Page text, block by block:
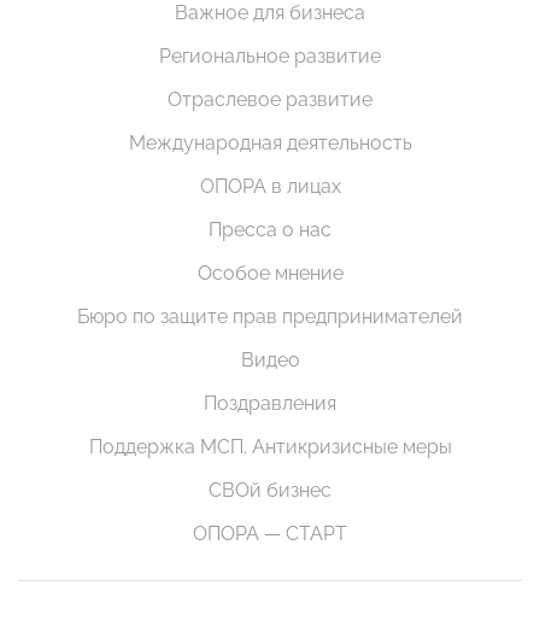
Важное для бизнеса
Региональное развитие
Отраслевое развитие
Международная деятельность
ОПОРА в лицах
Пресса о нас
Особое мнение
Бюро по защите прав предпринимателей
Видео
Поздравления
Поддержка МСП. Антикризисные меры
СВОй бизнес
ОПОРА — СТАРТ